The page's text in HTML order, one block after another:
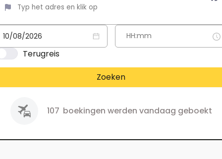
Terugreis
Zoeken
107 boekingen werden vandaag geboekt